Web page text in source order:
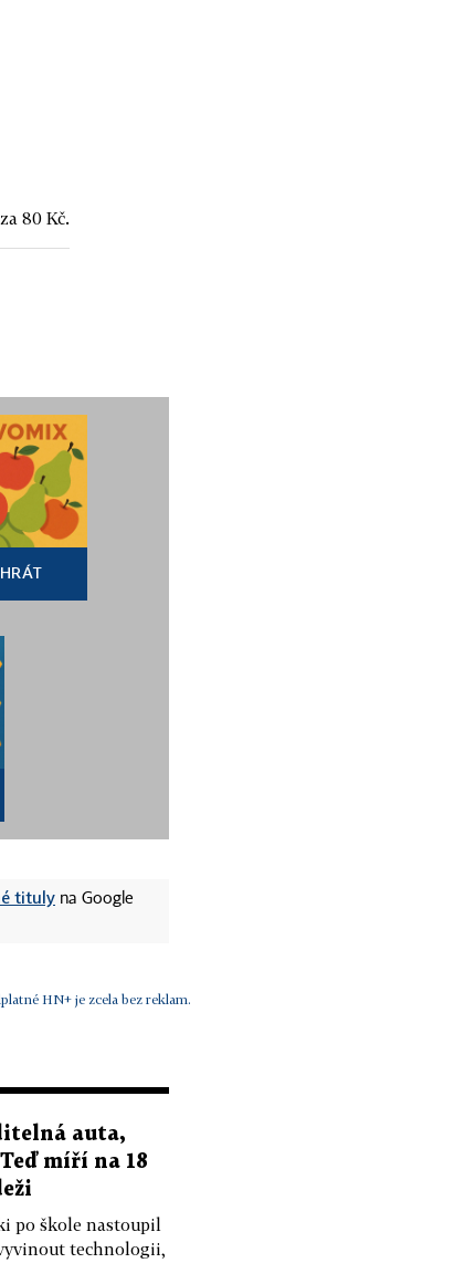
za 80 Kč.
HRÁT
tituly na Google
HN+ je zcela bez reklam.
auta,
míří na 18
po škole nastoupil
technologii,